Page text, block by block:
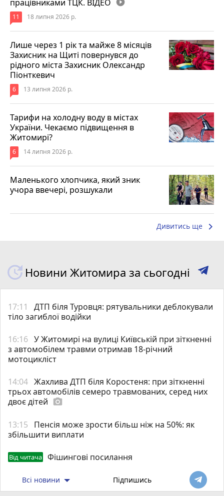
працівниками ТЦК. ВІДЕО
11 18 липня 2026 р.
Лише через 1 рік та майже 8 місяців
Захисник на Щиті повернувся до
рідного міста Захисник Олександр
Піонткевич
6 13 липня 2026 р.
Тарифи на холодну воду в містах
України. Чекаємо підвищення в
Житомирі?
6 14 липня 2026 р.
Маленького хлопчика, який зник
учора ввечері, розшукали
Дивитись ще keyboard_arrow_right
Новини Житомира за сьогодні
17:11
ДТП біля Туровця: рятувальники деблокували
тіло загиблої водійки
16:16 У Житомирі на вулиці Київській при зіткненні
з автомобілем травми отримав 18-річний
мотоцикліст
14:04 Жахлива ДТП біля Коростеня: при зіткненні
трьох автомобілів семеро травмованих, серед них
двоє дітей photo_camera
13:15
Пенсія може зрости більш ніж на 50%: як
збільшити виплати
Від читача Фішингові посилання
Всі новини Підпишись